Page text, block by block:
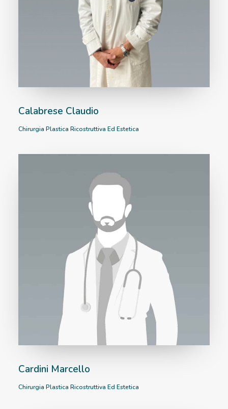
Calabrese Claudio
Chirurgia Plastica Ricostruttiva Ed Estetica
Cardini Marcello
Chirurgia Plastica Ricostruttiva Ed Estetica